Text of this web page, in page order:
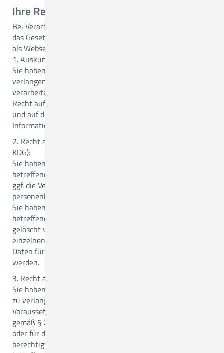
Ihre Rechte als Nutzer
Bei Verarbeitung Ihrer personenbezogenen Daten gewährt
das Gesetz über den Kirchlichen Datenschutz (KDG) Ihnen
als Webseitennutzer bestimmte Rechte:
1. Auskunftsrecht (§ 17 KDG):
Sie haben das Recht eine Bestätigung darüber zu
verlangen, ob Sie betreffende personenbezogene Daten
verarbeitet werden; ist dies der Fall, so haben Sie ein
Recht auf Auskunft über diese personenbezogenen Daten
und auf die in § 17 KDG im einzelnen aufgeführten
Informationen.
2. Recht auf Berichtigung und Löschung (§§ 18 und 19
KDG):
Sie haben das Recht, unverzüglich die Berichtigung Sie
betreffender unrichtiger personenbezogener Daten und
ggf. die Vervollständigung unvollständiger
personenbezogener Daten zu verlangen.
Sie haben zudem das Recht, zu verlangen, dass Sie
betreffende personenbezogene Daten unverzüglich
gelöscht werden, sofern einer der in § 19 KDG im
einzelnen aufgeführten Gründe zutrifft, z. B. wenn die
Daten für die verfolgten Zwecke nicht mehr benötigt
werden.
3. Recht auf Einschränkung der Verarbeitung (§ 20 KDG):
Sie haben das Recht, die Einschränkung der Verarbeitung
zu verlangen, wenn eine der in § 20 KDG aufgeführten
Voraussetzungen gegeben ist, z.B. wenn Sie Wi-derspruch
gemäß § 23 KDG gegen die Verarbeitung eingelegt haben
oder für die Dauer einer etwaigen Prüfung, ob unsere
berechtigten Interessen gegenüber Ihren Interessen als